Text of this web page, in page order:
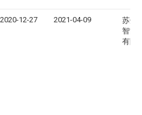
2020-12-27 2021-04-09
苏州
智能
有限